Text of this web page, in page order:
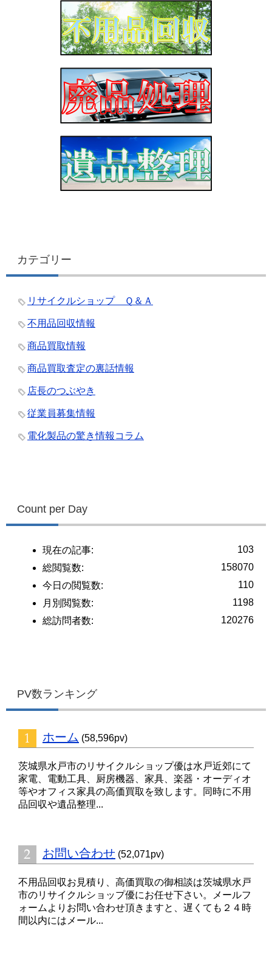
カテゴリー
リサイクルショップ Ｑ＆Ａ
不用品回収情報
商品買取情報
商品買取査定の裏話情報
店長のつぶやき
従業員募集情報
電化製品の驚き情報コラム
Count per Day
103
現在の記事:
158070
総閲覧数:
110
今日の閲覧数:
1198
月別閲覧数:
120276
総訪問者数:
PV数ランキング
ホーム (58,596pv)
茨城県水戸市のリサイクルショップ優は水戸近郊にて
家電、電動工具、厨房機器、家具、楽器・オーディオ
等やオフィス家具の高価買取を致します。同時に不用
品回収や遺品整理...
お問い合わせ (52,071pv)
不用品回収お見積り、高価買取の御相談は茨城県水戸
市のリサイクルショップ優にお任せ下さい。メールフ
ォームよりお問い合わせ頂きますと、遅くても２４時
間以内にはメール...